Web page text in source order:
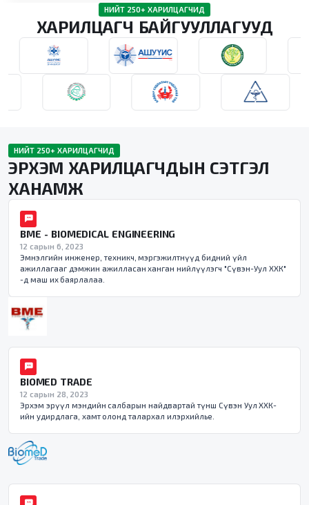
НИЙТ 250+ ХАРИЛЦАГЧИД
ХАРИЛЦАГЧ БАЙГУУЛЛАГУУД
НИЙТ 250+ ХАРИЛЦАГЧИД
ЭРХЭМ ХАРИЛЦАГЧДЫН СЭТГЭЛ
ХАНАМЖ
BME - BIOMEDICAL ENGINEERING
12 сарын 6, 2023
Эмнэлгийн инженер, техникч, мэргэжилтнүүд бидний үйл
ажиллагааг дэмжин ажилласан ханган нийлүүлэгч "Сүвэн-Уул ХХК"
-д маш их баярлалаа.
BIOMED TRADE
12 сарын 28, 2023
Эрхэм эрүүл мэндийн салбарын найдвартай түнш Сүвэн Уул ХХК-
ийн удирдлага, хамт олонд талархал илэрхийлье.